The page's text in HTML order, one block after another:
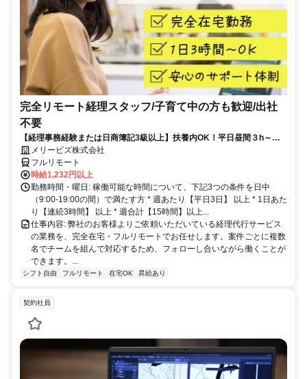
完全リモート経理スタッフ/子育て中の方も歓迎/出社
不要
【経理事務経験または日商簿記3級以上】扶養内OK！平日昼間３h～。
完全在宅で育児・介護中の方も大歓迎♪
メリービズ株式会社
フルリモート
時給1,232円以上
勤務時間・曜日: 稼働可能な時間について、下記3つの条件を日中
（9:00-19:00の間）で満たす方 * 週あたり【平日3日】 以上 * 1日あた
り【連続3時間】 以上 * 週合計【15時間】以上...
仕事内容: 弊社のお客様よりご依頼いただいている経理代行サービス
の業務を、完全在宅・フルリモートでお任せします。案件ごとに複数
名でチームを組んで対応するため、フォローし合いながら働くことが
できます。...
シフト自由 フルリモート 在宅OK 昇給あり
契約社員